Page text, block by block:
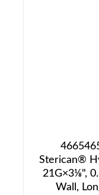
Sterican®
21G×3⅛",
Wall,